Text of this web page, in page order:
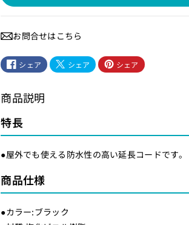
延
コ
ー
ド
1
個
口
2
0
ブ
ッ
延
コ
ー
ド
2
0
ッ
お問合せはこちら
シェア シェア シェア
商品説明
特長
●屋外でも使える防水性の高い延長コードです。
商品仕様
●カラー:ブラック